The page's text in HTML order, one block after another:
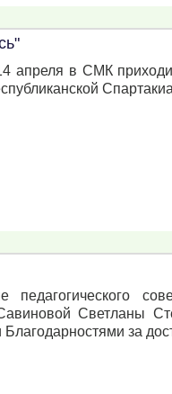
апреля в СМК
педагогического
Светланы
Благодарностями за